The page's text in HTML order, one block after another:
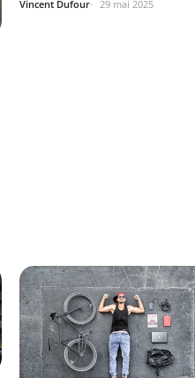
Vincent Dufour 29 mai 2025